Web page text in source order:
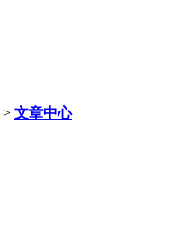
> 文章中心